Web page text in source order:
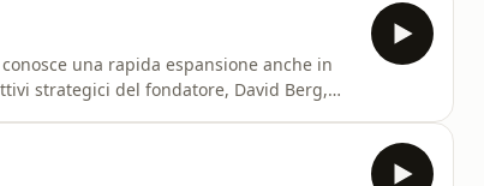
una rapida espansione anche in
strategici del fondatore, David Berg,
Italia ruota attorno soprattutto a